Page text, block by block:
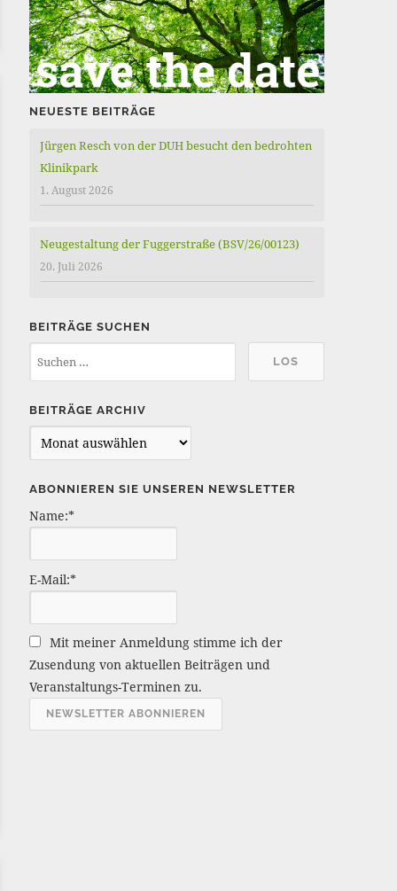
NEUESTE BEITRÄGE
Jürgen Resch von der DUH besucht den bedrohten
Klinikpark
1. August 2026
Neugestaltung der Fuggerstraße (BSV/26/00123)
20. Juli 2026
BEITRÄGE SUCHEN
BEITRÄGE ARCHIV
e
i
r
e
r
c
h
i
ABONNIEREN SIE UNSEREN NEWSLETTER
Name:*
E-Mail:*
Mit meiner Anmeldung stimme ich der
Zusendung von aktuellen Beiträgen und
Veranstaltungs-Terminen zu.